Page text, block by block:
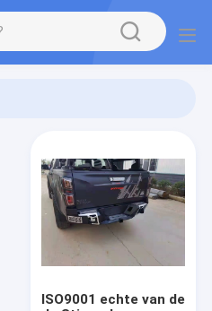
ISO9001 echte van de